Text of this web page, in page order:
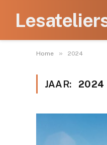
Home » 2024
JAAR: 2024